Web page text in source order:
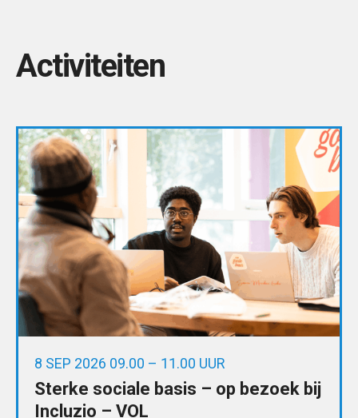
Activiteiten
8 SEP 2026 09.00 – 11.00 UUR
Sterke sociale basis – op bezoek bij
Incluzio – VOL